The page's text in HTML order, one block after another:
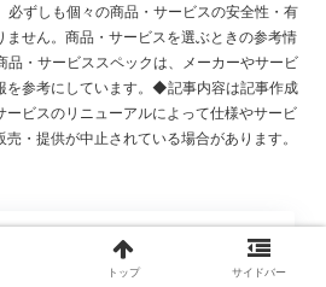
ずしも個々の商品・サービスの安全性・有
せん。商品・サービスを選ぶときの参考情
・サービススペックは、メーカーやサービ
を参考にしています。◆記事内容は記事作成
ビスのリニューアルによって仕様やサービ
・提供が中止されている場合があります。
記事を監修した人
トップ サイドバー